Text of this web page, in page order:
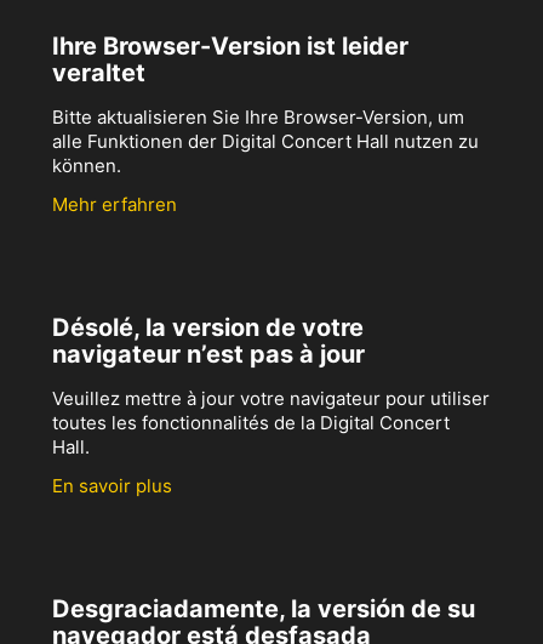
Ihre Browser-Version ist leider
veraltet
Bitte aktualisieren Sie Ihre Browser-Version, um
alle Funktionen der Digital Concert Hall nutzen zu
können.
Mehr erfahren
Désolé, la version de votre
navigateur n’est pas à jour
Veuillez mettre à jour votre navigateur pour utiliser
toutes les fonctionnalités de la Digital Concert
Hall.
En savoir plus
Desgraciadamente, la versión de su
navegador está desfasada